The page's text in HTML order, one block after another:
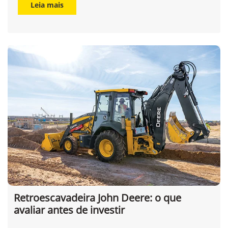
Leia mais
Retroescavadeira John Deere: o que
avaliar antes de investir